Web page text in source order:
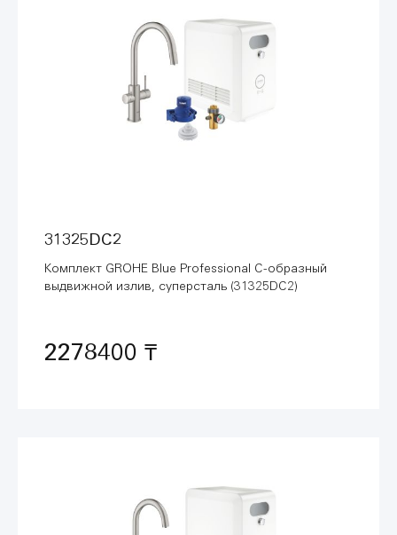
31325DC2
Комплект GROHE Blue Professional C-образный
выдвижной излив, суперсталь (31325DC2)
2278400 ₸